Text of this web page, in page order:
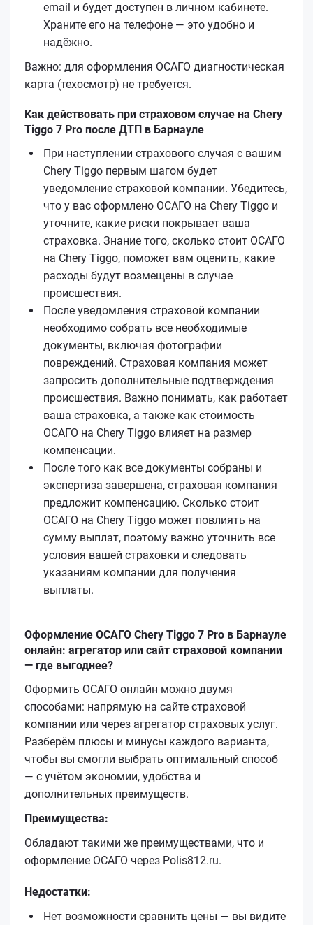
email и будет доступен в личном кабинете.
Храните его на телефоне — это удобно и
надёжно.
Важно: для оформления ОСАГО диагностическая
карта (техосмотр) не требуется.
Как действовать при страховом случае на Chery
Tiggo 7 Pro после ДТП в Барнауле
При наступлении страхового случая с вашим
Chery Tiggo первым шагом будет
уведомление страховой компании. Убедитесь,
что у вас оформлено ОСАГО на Chery Tiggo и
уточните, какие риски покрывает ваша
страховка. Знание того, сколько стоит ОСАГО
на Chery Tiggo, поможет вам оценить, какие
расходы будут возмещены в случае
происшествия.
После уведомления страховой компании
необходимо собрать все необходимые
документы, включая фотографии
повреждений. Страховая компания может
запросить дополнительные подтверждения
происшествия. Важно понимать, как работает
ваша страховка, а также как стоимость
ОСАГО на Chery Tiggo влияет на размер
компенсации.
После того как все документы собраны и
экспертиза завершена, страховая компания
предложит компенсацию. Сколько стоит
ОСАГО на Chery Tiggo может повлиять на
сумму выплат, поэтому важно уточнить все
условия вашей страховки и следовать
указаниям компании для получения
выплаты.
Оформление ОСАГО Chery Tiggo 7 Pro в Барнауле
онлайн: агрегатор или сайт страховой компании
— где выгоднее?
Оформить ОСАГО онлайн можно двумя
способами: напрямую на сайте страховой
компании или через агрегатор страховых услуг.
Разберём плюсы и минусы каждого варианта,
чтобы вы смогли выбрать оптимальный способ
— с учётом экономии, удобства и
дополнительных преимуществ.
Преимущества:
Обладают такими же преимуществами, что и
оформление ОСАГО через Polis812.ru.
Недостатки:
Нет возможности сравнить цены — вы видите